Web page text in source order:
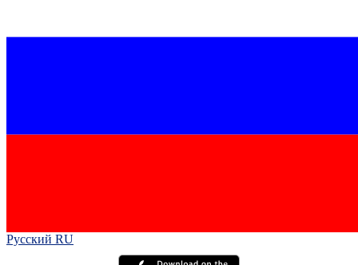
Русский RU‎